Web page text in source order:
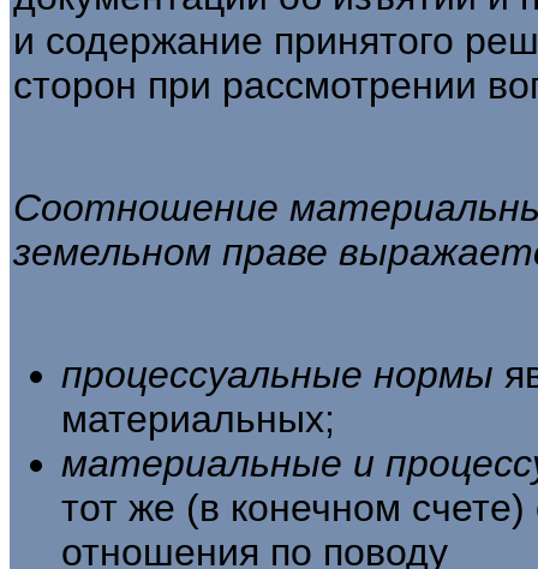
и содержание принятого
сторон при рассмотрении
Соотношение
земель­ном праве
процессуальные нормы
материальных;
материальные и
тот же (в конечном
отношения по поводу